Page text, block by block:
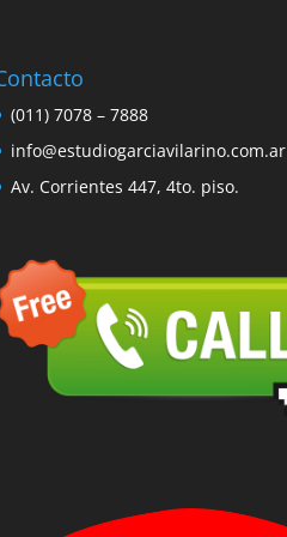
(011) 7078 – 7888
info@estudiogarciavilarino.com.ar
Av. Corrientes 447, 4to. piso.